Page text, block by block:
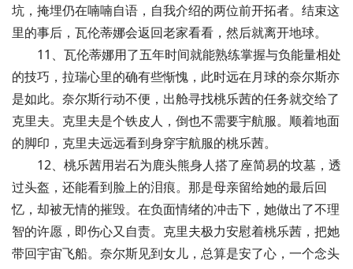
坑，掩埋仍在喃喃自语，自我介绍的两位前开拓者。结束这
里的事后，瓦伦蒂娜会返回老家看看，然后就离开地球。
11、瓦伦蒂娜用了五年时间就能熟练掌握与负能量相处
的技巧，拉瑞心里的确有些惭愧，此时远在月球的奈尔斯亦
是如此。奈尔斯行动不便，出舱寻找桃乐茜的任务就交给了
克里夫。克里夫是个铁皮人，倒也不需要宇航服。顺着地面
的脚印，克里夫远远看到身穿宇航服的桃乐茜。
12、桃乐茜用岩石为鹿头熊身人搭了座简易的坟墓，透
过头盔，还能看到脸上的泪痕。那是母亲留给她的最后回
忆，却被无情的摧毁。在负面情绪的冲击下，她做出了不理
智的许愿，即伤心又自责。克里夫极力安慰着桃乐茜，把她
带回宇宙飞船。奈尔斯见到女儿，总算是安了心，一个念头